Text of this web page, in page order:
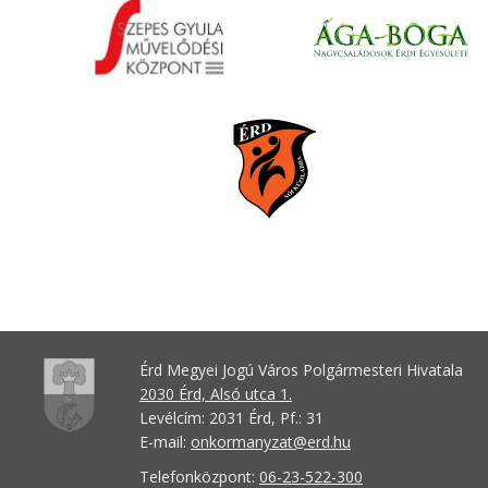
Érd Megyei Jogú Város Polgármesteri Hivatala
2030 Érd, Alsó utca 1.
Levélcím: 2031 Érd, Pf.: 31
E-mail: onkormanyzat@erd.hu
Telefonközpont: 06-23-522-300